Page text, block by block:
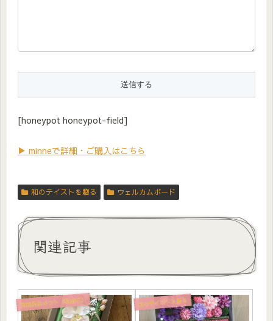
[honeypot honeypot-field]
▶ minneで詳細・ご購入はこちら
和のテイストを贈る ウェルカムボード
関連記事
両親贈呈ギフト（結婚式） 和のテイストを贈る